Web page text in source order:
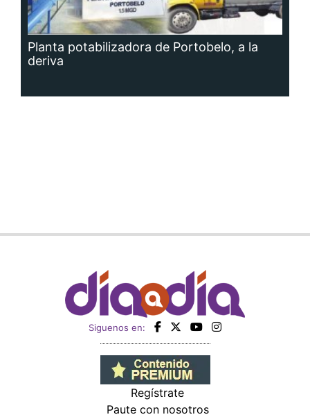
Planta potabilizadora de Portobelo, a la
deriva
Siguenos en:
Regístrate
Paute con nosotros